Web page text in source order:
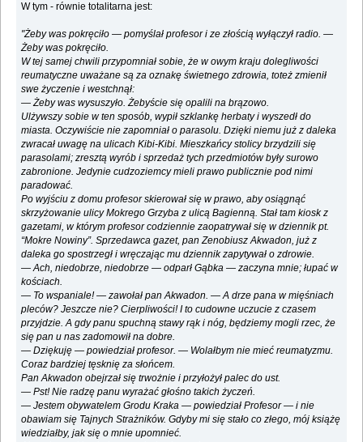
W tym - równie totalitarna jest:
"Żeby was pokręciło — pomyślał profesor i ze złością wyłączył radio. —
Żeby was pokręciło.
W tej samej chwili przypomniał sobie, że w owym kraju dolegliwości
reumatyczne uważane są za oznakę świetnego zdrowia, toteż zmienił
swe życzenie i westchnął:
— Żeby was wysuszyło. Żebyście się opalili na brązowo.
Ulżywszy sobie w ten sposób, wypił szklankę herbaty i wyszedł do
miasta. Oczywiście nie zapomniał o parasolu. Dzięki niemu już z daleka
zwracał uwagę na ulicach Kibi-Kibi. Mieszkańcy stolicy brzydzili się
parasolami; zresztą wyrób i sprzedaż tych przedmiotów były surowo
zabronione. Jedynie cudzoziemcy mieli prawo publicznie pod nimi
paradować.
Po wyjściu z domu profesor skierował się w prawo, aby osiągnąć
skrzyżowanie ulicy Mokrego Grzyba z ulicą Bagienną. Stał tam kiosk z
gazetami, w którym profesor codziennie zaopatrywał się w dziennik pt.
“Mokre Nowiny”. Sprzedawca gazet, pan Zenobiusz Akwadon, już z
daleka go spostrzegł i wręczając mu dziennik zapytywał o zdrowie.
— Ach, niedobrze, niedobrze — odparł Gąbka — zaczyna mnie; łupać w
kościach.
— To wspaniale! — zawołał pan Akwadon. — A drze pana w mięśniach
pleców? Jeszcze nie? Cierpliwości! I to cudowne uczucie z czasem
przyjdzie. A gdy panu spuchną stawy rąk i nóg, będziemy mogli rzec, że
się pan u nas zadomowił na dobre.
— Dziękuję — powiedział profesor. — Wolałbym nie mieć reumatyzmu.
Coraz bardziej tęsknię za słońcem.
Pan Akwadon obejrzał się trwożnie i przyłożył palec do ust.
— Pst! Nie radzę panu wyrażać głośno takich życzeń.
— Jestem obywatelem Grodu Kraka — powiedział Profesor — i nie
obawiam się Tajnych Strażników. Gdyby mi się stało co złego, mój książę
wiedziałby, jak się o mnie upomnieć.